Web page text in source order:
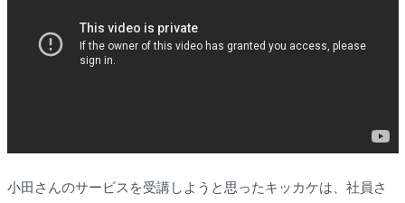
小田さんのサービスを受講しようと思ったキッカケは、社員さ